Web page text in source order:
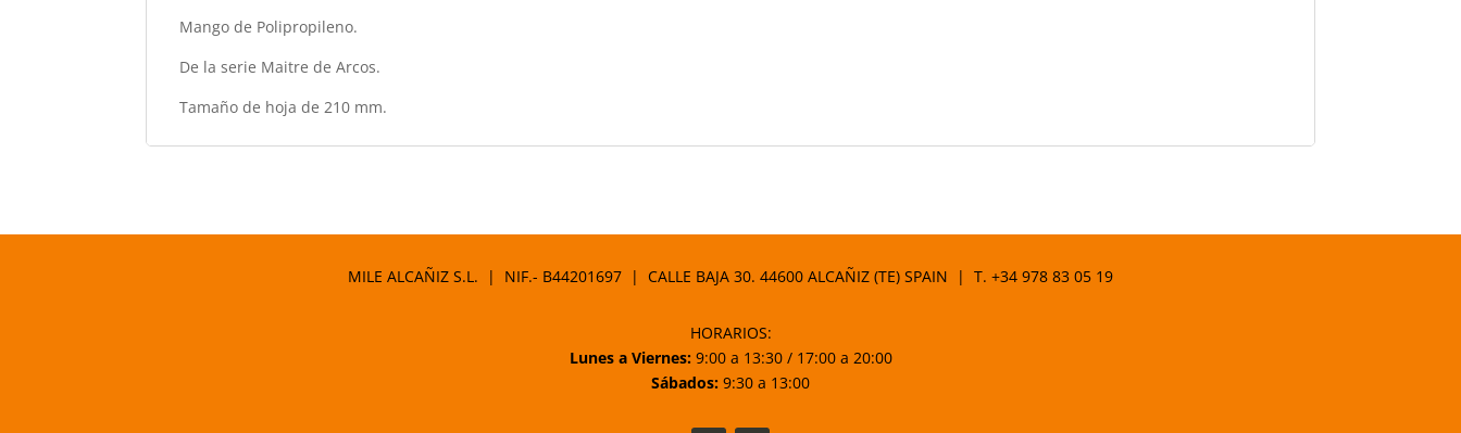
Mango de Polipropileno.
De la serie Maitre de Arcos.
Tamaño de hoja de 210 mm.
MILE ALCAÑIZ S.L. | NIF.- B44201697 | CALLE BAJA 30. 44600 ALCAÑIZ (TE) SPAIN | T. +34 978 83 05 19
HORARIOS:
Lunes a Viernes:9:00 a 13:30 / 17:00 a 20:00
Sábados: 9:30 a 13:00